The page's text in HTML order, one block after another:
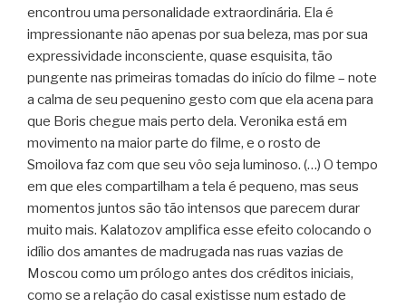
encontrou uma personalidade extraordinária. Ela é
impressionante não apenas por sua beleza, mas por sua
expressividade inconsciente, quase esquisita, tão
pungente nas primeiras tomadas do início do filme – note
a calma de seu pequenino gesto com que ela acena para
que Boris chegue mais perto dela. Veronika está em
movimento na maior parte do filme, e o rosto de
Smoilova faz com que seu vôo seja luminoso. (…) O tempo
em que eles compartilham a tela é pequeno, mas seus
momentos juntos são tão intensos que parecem durar
muito mais. Kalatozov amplifica esse efeito colocando o
idílio dos amantes de madrugada nas ruas vazias de
Moscou como um prólogo antes dos créditos iniciais,
como se a relação do casal existisse num estado de